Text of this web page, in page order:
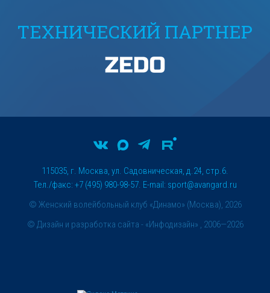
ТЕХНИЧЕСКИЙ ПАРТНЕР
© Женский волейбольный клуб «Динамо» (Москва), 2026
115035, г. Москва, ул. Садовническая, д.24, стр.6.
Тел./факс: +7 (495) 980-98-57. E-mail: sport@avangard.ru
© Дизайн и разработка сайта - «Инфодизайн» , 2006—2026